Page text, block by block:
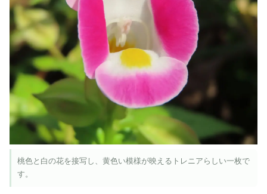
桃色と白の花を接写し、黄色い模様が映えるトレニアらしい一枚で
す。